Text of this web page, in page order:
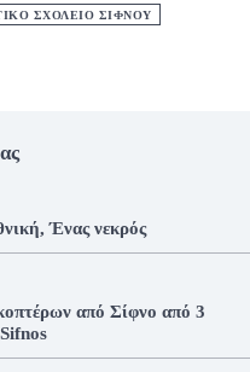
ΣΧΟΛΕΙΟ ΣΙΦΝΟΥ
Ένας νεκρός
από Σίφνο από 3